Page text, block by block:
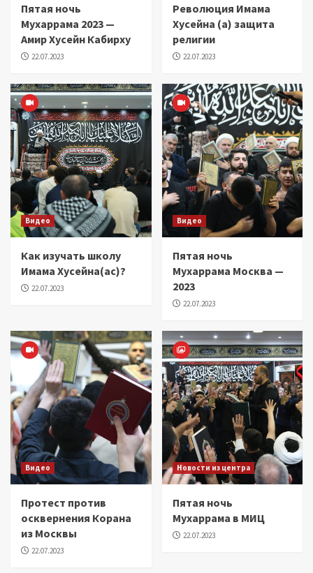
Пятая ночь
Мухаррама 2023 —
Амир Хусейн Кабирху
22.07.2023
Революция Имама
Хусейна (а) защита
религии
22.07.2023
Видео
Как изучать школу
Имама Хусейна(ас)?
22.07.2023
Видео
Пятая ночь
Мухаррама Москва —
2023
22.07.2023
Видео
Протест против
осквернения Корана
из Москвы
22.07.2023
Новости из центра
Пятая ночь
Мухаррама в МИЦ
22.07.2023